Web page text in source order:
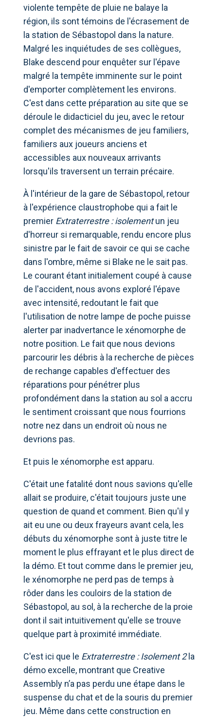
violente tempête de pluie ne balaye la
région, ils sont témoins de l'écrasement de
la station de Sébastopol dans la nature.
Malgré les inquiétudes de ses collègues,
Blake descend pour enquêter sur l'épave
malgré la tempête imminente sur le point
d'emporter complètement les environs.
C'est dans cette préparation au site que se
déroule le didacticiel du jeu, avec le retour
complet des mécanismes de jeu familiers,
familiers aux joueurs anciens et
accessibles aux nouveaux arrivants
lorsqu'ils traversent un terrain précaire.
À l'intérieur de la gare de Sébastopol, retour
à l'expérience claustrophobe qui a fait le
premier Extraterrestre : isolementun jeu
d'horreur si remarquable, rendu encore plus
sinistre par le fait de savoir ce qui se cache
dans l'ombre, même si Blake ne le sait pas.
Le courant étant initialement coupé à cause
de l'accident, nous avons exploré l'épave
avec intensité, redoutant le fait que
l'utilisation de notre lampe de poche puisse
alerter par inadvertance le xénomorphe de
notre position. Le fait que nous devions
parcourir les débris à la recherche de pièces
de rechange capables d'effectuer des
réparations pour pénétrer plus
profondément dans la station au sol a accru
le sentiment croissant que nous fourrions
notre nez dans un endroit où nous ne
devrions pas.
Et puis le xénomorphe est apparu.
C'était une fatalité dont nous savions qu'elle
allait se produire, c'était toujours juste une
question de quand et comment. Bien qu'il y
ait eu une ou deux frayeurs avant cela, les
débuts du xénomorphe sont à juste titre le
moment le plus effrayant et le plus direct de
la démo. Et tout comme dans le premier jeu,
le xénomorphe ne perd pas de temps à
rôder dans les couloirs de la station de
Sébastopol, au sol, à la recherche de la proie
dont il sait intuitivement qu'elle se trouve
quelque part à proximité immédiate.
C'est ici que le Extraterrestre : Isolement 2la
démo excelle, montrant que Creative
Assembly n’a pas perdu une étape dans le
suspense du chat et de la souris du premier
jeu. Même dans cette construction en